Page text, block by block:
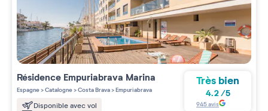
Résidence Empuriabrava Marina
Espagne>Catalogne>Costa Brava>Empuriabrava
Disponible avec vol
Très bien
4.2/5
945avis